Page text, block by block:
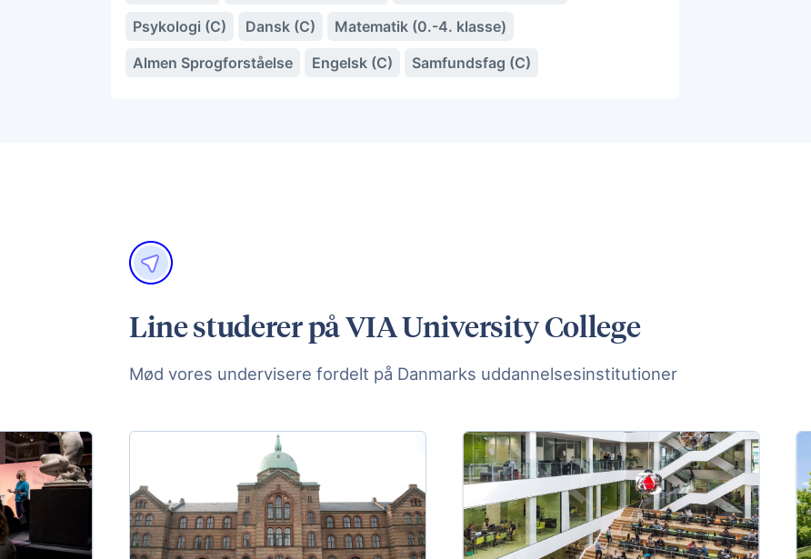
Psykologi (C)
Dansk (C)
Matematik (0.-4. klasse)
Almen Sprogforståelse
Engelsk (C) Samfundsfag (C)
Line studerer på VIA University College
Mød vores undervisere fordelt på Danmarks uddannelsesinstitutioner